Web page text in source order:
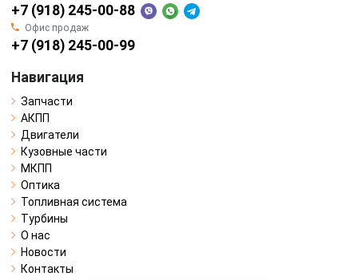
+7 (918) 245-00-88
Офис продаж
+7 (918) 245-00-99
Навигация
Запчасти
АКПП
Двигатели
Кузовные части
МКПП
Оптика
Топливная система
Турбины
О нас
Новости
Контакты